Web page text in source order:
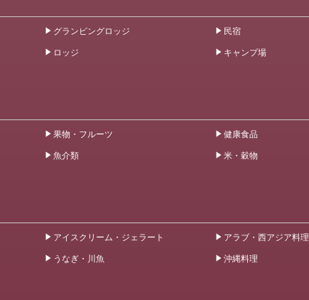
グランピングロッジ 民宿
ロッジ キャンプ場
果物・フルーツ 健康食品
魚介類 米・穀物
アイスクリーム・ジェラート アラブ・西アジア料理
うなぎ・川魚 沖縄料理